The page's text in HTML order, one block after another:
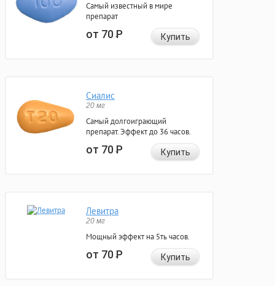
Самый известный в мире
препарат
от 70Р Купить
Сиалис
20 мг
Самый долгоиграющий
препарат. Эффект до 36 часов.
от 70Р Купить
Левитра
20 мг
Мощный эффект на 5ть часов.
от 70Р Купить